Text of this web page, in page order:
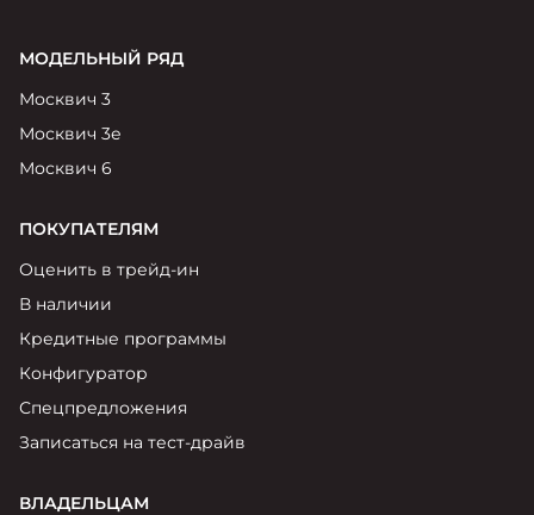
МОДЕЛЬНЫЙ РЯД
Москвич 3
Москвич 3е
Москвич 6
ПОКУПАТЕЛЯМ
Оценить в трейд-ин
В наличии
Кредитные программы
Конфигуратор
Спецпредложения
Записаться на тест-драйв
ВЛАДЕЛЬЦАМ